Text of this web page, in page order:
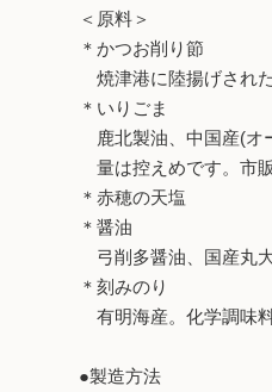
＜原料＞
＊かつお削り節
焼津港に陸揚げされ
＊いりごま
鹿北製油、中国産(オ
量は控えめです。市
＊赤穂の天塩
＊醤油
弓削多醤油、国産丸
＊刻みのり
有明海産。化学調味
●製造方法